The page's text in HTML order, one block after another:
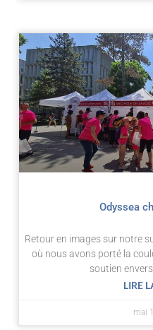
Odyssea
Retour en images sur notre
où nous avons porté la
soutien
LIRE
mai